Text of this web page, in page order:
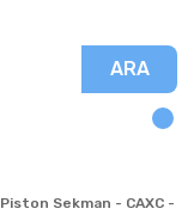
ARA
Piston Sekman - CAXC -